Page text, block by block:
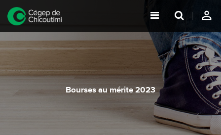
person_outline
Bourses au mérite 2023